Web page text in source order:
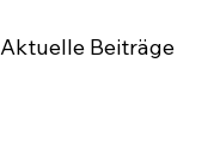
Aktuelle Beiträge